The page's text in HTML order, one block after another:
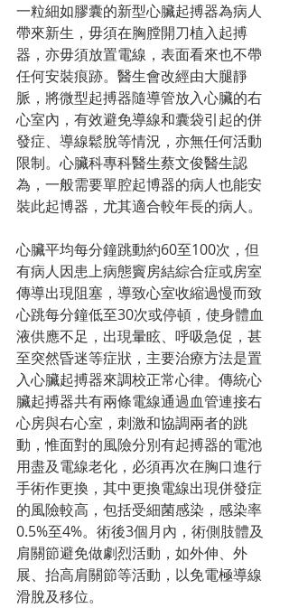
一粒細如膠囊的新型心臟起搏器為病人
帶來新生，毋須在胸膛開刀植入起搏
器，亦毋須放置電線，表面看來也不帶
任何安裝痕跡。醫生會改經由大腿靜
脈，將微型起搏器隨導管放入心臟的右
心室內，有效避免導線和囊袋引起的併
發症、導線鬆脫等情況，亦無任何活動
限制。心臟科專科醫生蔡文俊醫生認
為，一般需要單腔起博器的病人也能安
裝此起博器，尤其適合較年長的病人。
心臟平均每分鐘跳動約60至100次，但
有病人因患上病態竇房結綜合症或房室
傳導出現阻塞，導致心室收縮過慢而致
心跳每分鐘低至30次或停頓，使身體血
液供應不足，出現暈眩、呼吸急促，甚
至突然昏迷等症狀，主要治療方法是置
入心臟起搏器來調校正常心律。傳統心
臟起搏器共有兩條電線通過血管連接右
心房與右心室，刺激和協調兩者的跳
動，惟面對的風險分別有起搏器的電池
用盡及電線老化，必須再次在胸口進行
手術作更換，其中更換電線出現併發症
的風險較高，包括受細菌感染，感染率
0.5%至4%。術後3個月內，術側肢體及
肩關節避免做劇烈活動，如外伸、外
展、抬高肩關節等活動，以免電極導線
滑脫及移位。